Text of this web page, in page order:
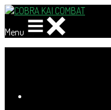
Menu